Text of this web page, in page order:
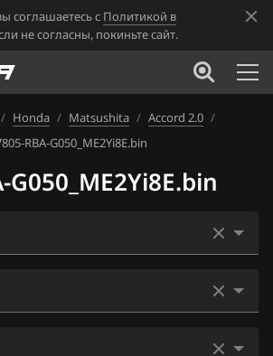
соглашаетесь с Политикой в
не согласны, покиньте сайт.
/ Honda / Matsushita / Accord 2.0 /
RBA-G050_ME2Yi8E.bin
G050_ME2Yi8E.bin